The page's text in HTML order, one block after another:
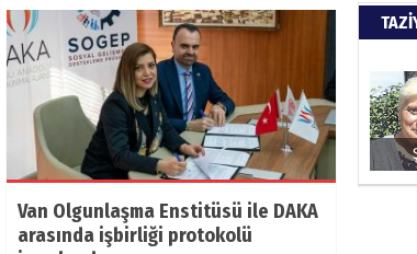
Van Olgunlaşma Enstitüsü ile DAKA
arasında işbirliği protokolü
60.